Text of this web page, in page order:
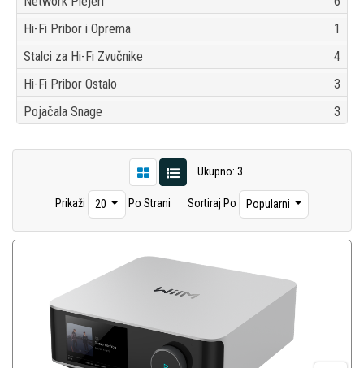
Hi-Fi Pribor i Oprema
1
Stalci za Hi-Fi Zvučnike
4
Hi-Fi Pribor Ostalo
3
Pojačala Snage
3
Ukupno: 3
Prikaži 20 Po Strani Sortiraj Po Popularni